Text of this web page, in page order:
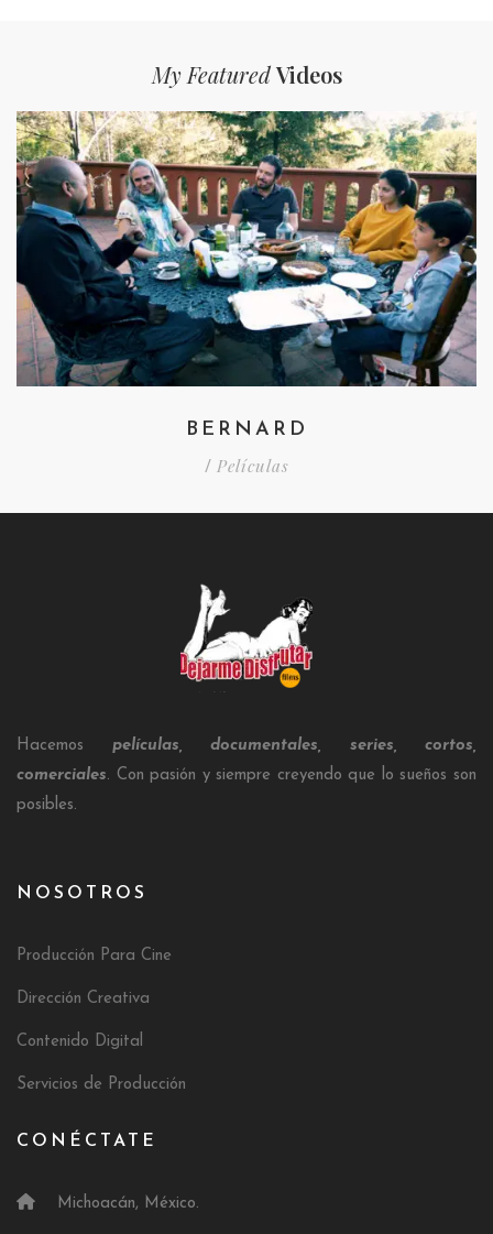
My FeaturedVideos
BERNARD
/ Películas
Hacemos películas, documentales, series, cortos,
comerciales. Con pasión y siempre creyendo que lo sueños son
posibles.
NOSOTROS
Producción Para Cine
Dirección Creativa
Contenido Digital
Servicios de Producción
CONÉCTATE
Michoacán, México.